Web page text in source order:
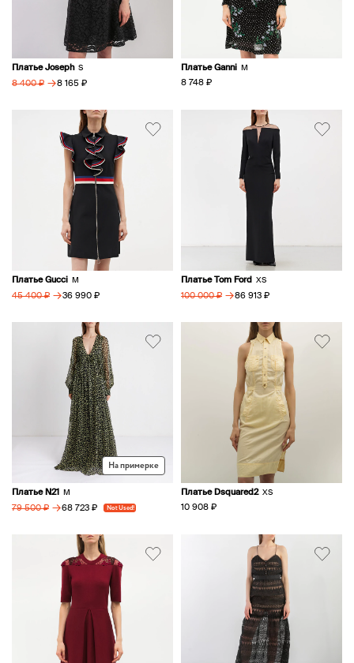
Платье Joseph S
8 400 ₽ → 8 165 ₽
Платье Ganni M
8 748 ₽
Платье Gucci M
45 400 ₽ → 36 990 ₽
Платье Tom Ford XS
100 000 ₽ → 86 913 ₽
На примерке
Платье N21 M
79 500 ₽ → 68 723 ₽ Not Used!
Платье Dsquared2 XS
10 908 ₽